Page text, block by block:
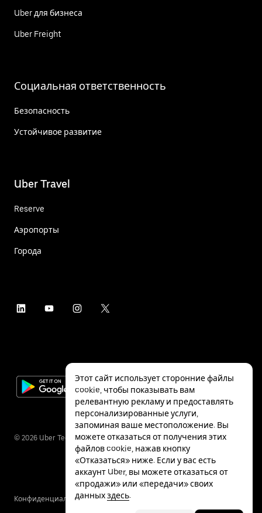
Uber для бизнеса
Uber Freight
Социальная ответственность
Безопасность
Устойчивое развитие
Uber Travel
Reserve
Аэропорты
Города
© 2026 Uber Technologies Inc.
КонфиденциальностьСпециальные
Этот сайт использует сторонние файлы
cookie, чтобы показывать вам
релевантную рекламу и предоставлять
персонализированные услуги,
запоминая ваше местоположение. Вы
можете отказаться от получения этих
файлов cookie, нажав кнопку
«Отказаться» ниже. Если у вас есть
аккаунт Uber, вы можете отказаться от
«продажи» или «передачи» своих
данныхздесь.